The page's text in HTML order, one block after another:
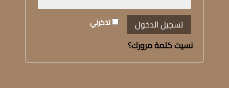
تذكرني
تسجيل الدخول
نسيت كلمة مرورك؟